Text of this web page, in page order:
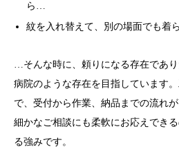
ら…
紋を入れ替えて、別の場面でも着
…そんな時に、頼りになる存在であ
病院のような存在を目指しています
で、受付から作業、納品までの流れ
細かなご相談にも柔軟にお応えでき
る強みです。